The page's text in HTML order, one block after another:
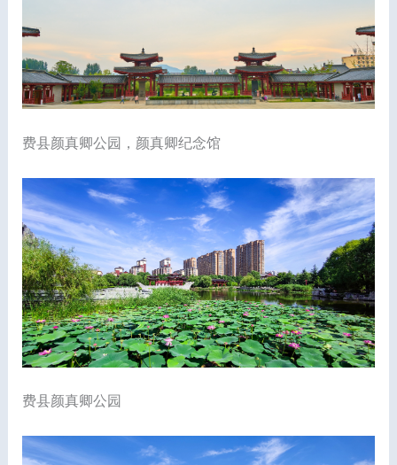
费县颜真卿公园，颜真卿纪念馆
费县颜真卿公园